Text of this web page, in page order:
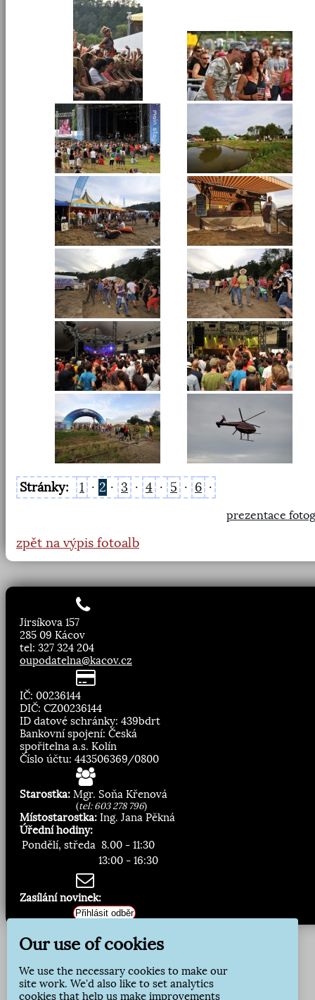
Stránky: 1 · 2 · 3 · 4 · 5 · 6 ·
prezentace
zpět na výpis fotoalb
Jirsíkova 157
285 09 Kácov
tel: 327 324 204
oupodatelna@kacov.cz
IČ: 00236144
DIČ: CZ00236144
ID datové schránky: 439bdrt
Bankovní spojení: Česká
spořitelna a.s. Kolín
Číslo účtu: 443506369/0800
Starostka: Mgr. Soňa Křenová
(tel: 603 278 796)
Místostarostka: Ing. Jana Pěkná
Úřední hodiny:
Pondělí, středa 8.00 - 11:30
13:00 - 16:30
Zasílání novinek:
Přihlásit odběr
Our use of cookies
We use the necessary cookies to make our
site work. We'd also like to set analytics
cookies that help us make improvements